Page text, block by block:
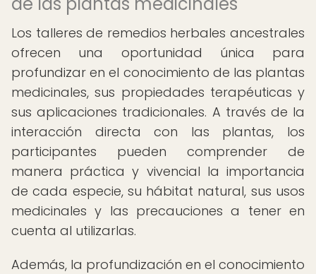
Los talleres de remedios herbales ancestrales
ofrecen una oportunidad única para
profundizar en el conocimiento de las plantas
medicinales, sus propiedades terapéuticas y
sus aplicaciones tradicionales. A través de la
interacción directa con las plantas, los
participantes pueden comprender de
manera práctica y vivencial la importancia
de cada especie, su hábitat natural, sus usos
medicinales y las precauciones a tener en
cuenta al utilizarlas.
Además, la profundización en el conocimiento